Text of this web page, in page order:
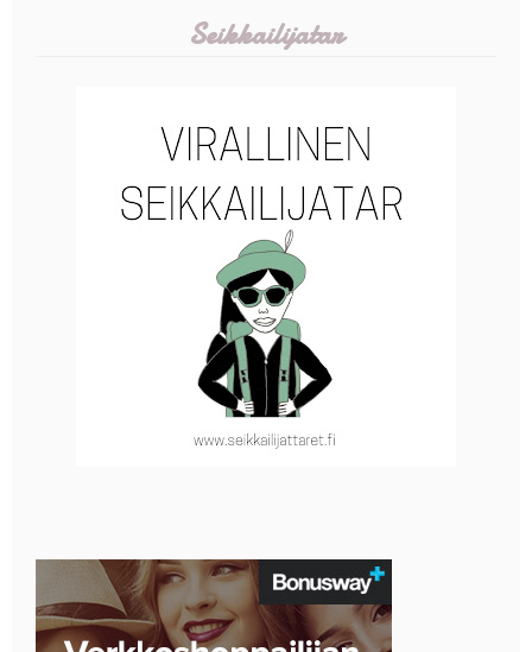
Seikkailijatar